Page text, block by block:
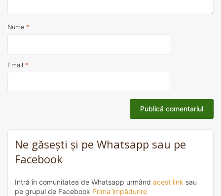
Nume *
Email *
Ne găsești și pe Whatsapp sau pe
Facebook
Intră în comunitatea de Whatsapp urmând acest link sau
pe grupul de Facebook Prima împădurire